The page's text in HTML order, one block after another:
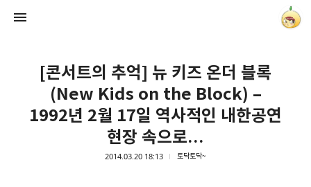
[콘서트의 추억] 뉴 키즈 온더 블록
(New Kids on the Block) –
1992년 2월 17일 역사적인 내한공연
현장 속으로…
2014.03.20 18:13 토닥토닥~
양파별 잡화점